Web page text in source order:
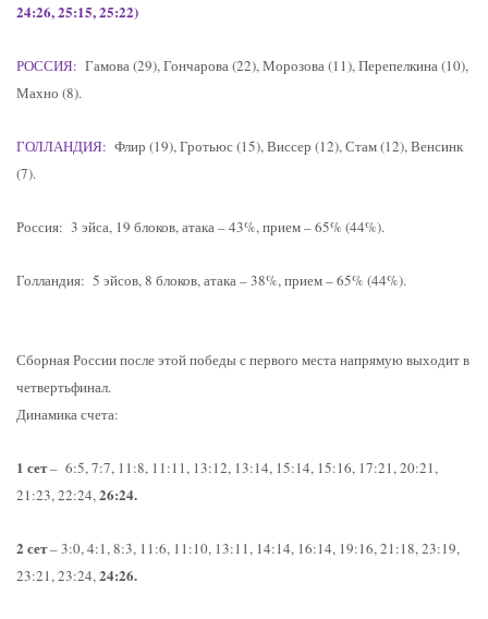
24:26, 25:15, 25:22)
РОССИЯ: Гамова (29), Гончарова (22), Морозова (11), Перепелкина (10),
Махно (8).
ГОЛЛАНДИЯ: Флир (19), Гротьюс (15), Виссер (12), Стам (12), Венсинк
(7).
Россия: 3 эйса, 19 блоков, атака – 43%, прием – 65% (44%).
Голландия: 5 эйсов, 8 блоков, атака – 38%, прием – 65% (44%).
Сборная России после этой победы с первого места напрямую выходит в
четвертьфинал.
Динамика счета:
1 сет– 6:5, 7:7, 11:8, 11:11, 13:12, 13:14, 15:14, 15:16, 17:21, 20:21,
21:23, 22:24,26:24.
2 сет– 3:0, 4:1, 8:3, 11:6, 11:10, 13:11, 14:14, 16:14, 19:16, 21:18, 23:19,
23:21, 23:24,24:26.